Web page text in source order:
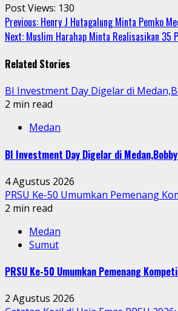
Post Views: 130
Continue
Reading
Previous: Henry J Hutagalung Minta Pemko
Next: Muslim Harahap Minta Realisasikan 35
Related Stories
BI Investment Day Digelar di
2 min read
Medan
BI Investment Day Digelar di
4 Agustus 2026
PRSU Ke-50 Umumkan Pemenang
2 min read
Medan
Sumut
PRSU Ke-50 Umumkan Pemenang
2 Agustus 2026